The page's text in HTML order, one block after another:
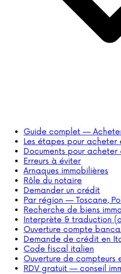
Guide complet —
Les étapes pour acheter
Documents pour acheter
Erreurs à éviter
Arnaques immobilières
Rôle du notaire
Demander un crédit
Par région — Toscane,
Recherche de biens
Interprète & traduction
Ouverture compte
Demande de crédit en
Code fiscal italien
Ouverture de compteurs
RDV gratuit — conseil